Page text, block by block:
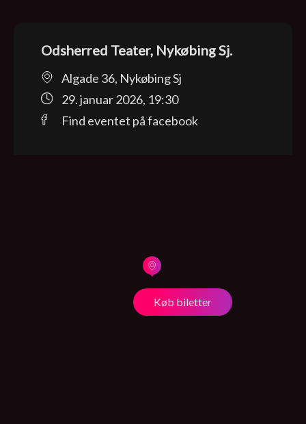
Odsherred Teater, Nykøbing Sj.
Algade 36, Nykøbing Sj
29. januar 2026, 19:30
Find eventet på facebook
Køb biletter